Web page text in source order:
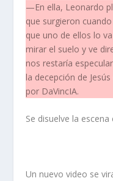
—En ella, Leonardo
que surgieron
que uno de ellos lo
mirar el suelo y ve
nos restaría
la decepción de
por DaVincIA.
Se disuelve la escena
Un nuevo video se